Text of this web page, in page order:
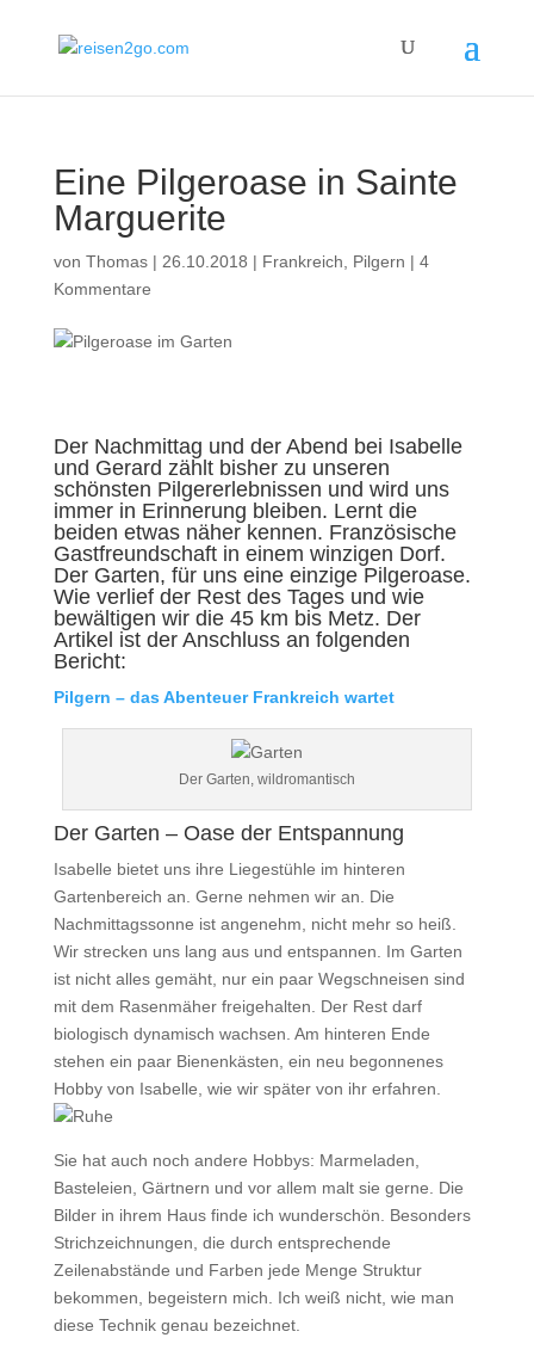
Eine Pilgeroase in Sainte
Marguerite
von Thomas| 26.10.2018 | Frankreich Pilgern | 4
Kommentare
Der Nachmittag und der Abend bei Isabelle
und Gerard zählt bisher zu unseren
schönsten Pilgererlebnissen und wird uns
immer in Erinnerung bleiben. Lernt die
beiden etwas näher kennen. Französische
Gastfreundschaft in einem winzigen Dorf.
Der Garten, für uns eine einzige Pilgeroase.
Wie verlief der Rest des Tages und wie
bewältigen wir die 45 km bis Metz. Der
Artikel ist der Anschluss an folgenden
Bericht:
Pilgern – das Abenteuer Frankreich wartet
Der Garten, wildromantisch
Der Garten – Oase der Entspannung
Isabelle bietet uns ihre Liegestühle im hinteren
Gartenbereich an. Gerne nehmen wir an. Die
Nachmittagssonne ist angenehm, nicht mehr so heiß.
Wir strecken uns lang aus und entspannen. Im Garten
ist nicht alles gemäht, nur ein paar Wegschneisen sind
mit dem Rasenmäher freigehalten. Der Rest darf
biologisch dynamisch wachsen. Am hinteren Ende
stehen ein paar Bienenkästen, ein neu begonnenes
Hobby von Isabelle, wie wir später von ihr erfahren.
Sie hat auch noch andere Hobbys: Marmeladen,
Basteleien, Gärtnern und vor allem malt sie gerne. Die
Bilder in ihrem Haus finde ich wunderschön. Besonders
Strichzeichnungen, die durch entsprechende
Zeilenabstände und Farben jede Menge Struktur
bekommen, begeistern mich. Ich weiß nicht, wie man
diese Technik genau bezeichnet.